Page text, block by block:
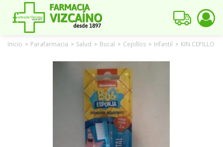
Inicio > Parafarmacia > Salud > Bucal > Cepillos > Infantil > KIN CEPILLO